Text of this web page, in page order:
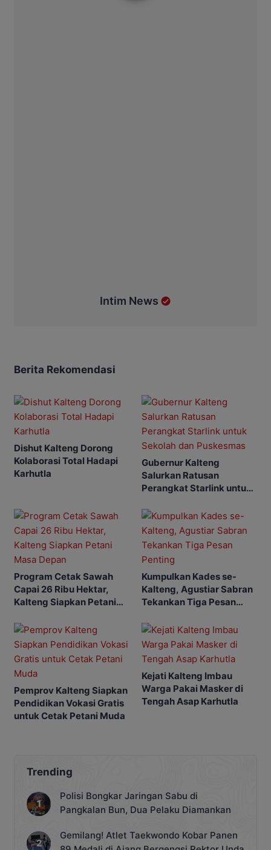
Intim News
Berita Rekomendasi
Dishut Kalteng Dorong
Kolaborasi Total Hadapi
Karhutla
Gubernur Kalteng
Salurkan Ratusan
Perangkat Starlink untuk
Program Cetak Sawah
Capai 26 Ribu Hektar,
Kalteng Siapkan Petani
Kumpulkan Kades se-
Kalteng, Agustiar Sabran
Tekankan Tiga Pesan
Pemprov Kalteng Siapkan
Pendidikan Vokasi Gratis
untuk Cetak Petani Muda
Kejati Kalteng Imbau
Warga Pakai Masker di
Tengah Asap Karhutla
Trending
Polisi Bongkar Jaringan Sabu di
Pangkalan Bun, Dua Pelaku Diamankan
Gemilang! Atlet Taekwondo Kobar Panen